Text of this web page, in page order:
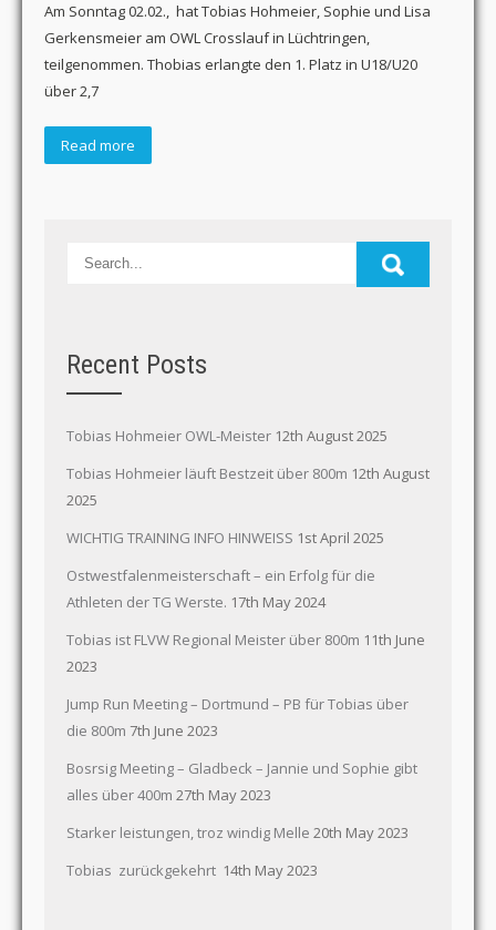
Am Sonntag 02.02., hat Tobias Hohmeier, Sophie und Lisa
Gerkensmeier am OWL Crosslauf in Lüchtringen,
teilgenommen. Thobias erlangte den 1. Platz in U18/U20
über 2,7
Read more
Recent Posts
Tobias Hohmeier OWL-Meister 12th August 2025
Tobias Hohmeier läuft Bestzeit über 800m 12th August
2025
WICHTIG TRAINING INFO HINWEISS 1st April 2025
Ostwestfalenmeisterschaft – ein Erfolg für die
Athleten der TG Werste. 17th May 2024
Tobias ist FLVW Regional Meister über 800m 11th June
2023
Jump Run Meeting – Dortmund – PB für Tobias über
die 800m 7th June 2023
Bosrsig Meeting – Gladbeck – Jannie und Sophie gibt
alles über 400m 27th May 2023
Starker leistungen, troz windig Melle 20th May 2023
Tobias zurückgekehrt 14th May 2023